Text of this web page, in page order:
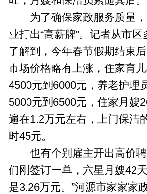
为了确保家政服务质量，
业打出“高薪牌”。记者从市
了解到，今年春节假期结束
市场价格略有上涨，住家育
4500元到6000元，养老护理
5000元到6500元，住家月嫂
遍在1.2万元左右，上门保洁
时45元。
也有个别雇主开出高价聘
们刚签订一单，六星月嫂42
是3.26万元。”河源市家家家